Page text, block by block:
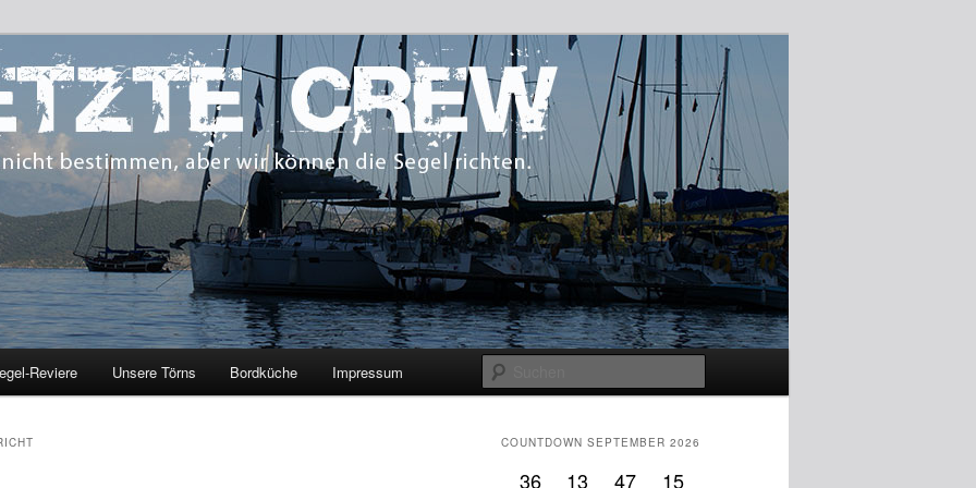
bestimmen, aber wir können die Segel richten.
Reviere Unsere Törns Bordküche Impressum
COUNTDOWN SEPTEMBER 2026
36 13 47 14